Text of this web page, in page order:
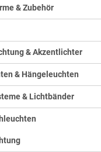
& Zubehör
& Akzentlichter
& Hängeleuchten
& Lichtbänder